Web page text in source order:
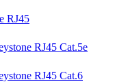
RJ45
RJ45 Cat.5e
RJ45 Cat.6